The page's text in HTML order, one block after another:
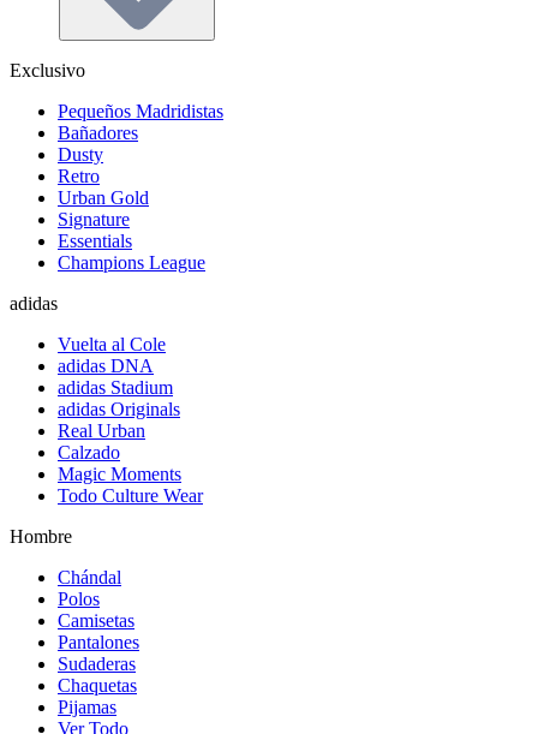
Exclusivo
Pequeños Madridistas
Bañadores
Dusty
Retro
Urban Gold
Signature
Essentials
Champions League
adidas
Vuelta al Cole
adidas DNA
adidas Stadium
adidas Originals
Real Urban
Calzado
Magic Moments
Todo Culture Wear
Hombre
Chándal
Polos
Camisetas
Pantalones
Sudaderas
Chaquetas
Pijamas
Ver Todo